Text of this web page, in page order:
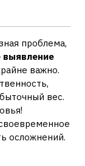
проблема,
выявление
важно.
вес.
осложнений.